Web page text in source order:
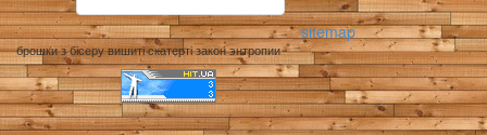
sitemap
брошки з бісеру вишиті скатерті закон энтропии